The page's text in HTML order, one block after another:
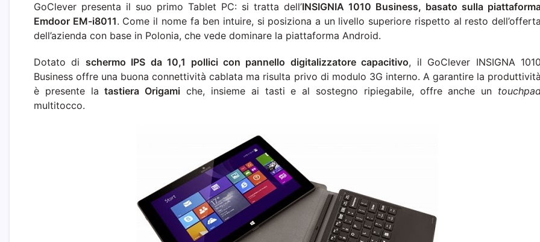
GoClever presenta il suo primo Tablet PC: si tratta dell’INSIGNIA 1010 Business, basato sulla
Emdoor EM-i8011. Come il nome fa ben intuire, si posiziona a un livello superiore rispetto al resto dell’offerta
dell’azienda con base in Polonia, che vede dominare la piattaforma Android.
Dotato di schermo IPS da 10,1 pollici con pannello digitalizzatore capacitivo, il GoClever INSIGNA 1010
Business offre una buona connettività cablata ma risulta privo di modulo 3G interno. A garantire la produttività
è presente latastiera Origami che, insieme ai tasti e al sostegno ripiegabile, offre anche un
multitocco.